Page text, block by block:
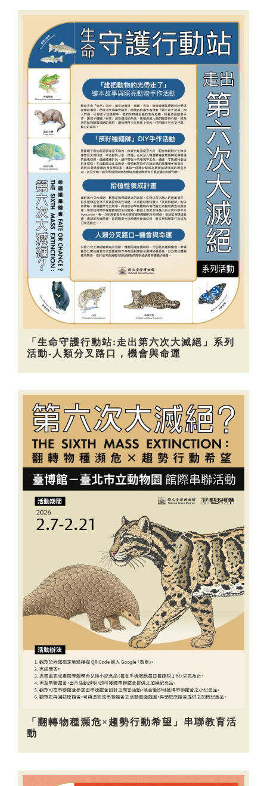
「生命守護行動站:走出第六次大滅絕」系列
活動-人類分叉路口，機會與命運
「翻轉物種瀕危×趨勢行動希望」串聯教育活
動